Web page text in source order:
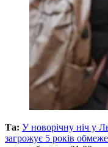
Та: У новорічну ніч у
загрожує 5 років